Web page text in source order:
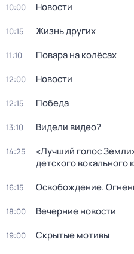
10:00 Новости
10:15 Жизнь других
11:10 Повара на колёсах
12:00 Новости
12:15 Победа
13:10 Видели видео?
14:25
«Лучший голос
детского вокального
16:15 Освобождение.
18:00 Вечерние новости
19:00 Скрытые мотивы